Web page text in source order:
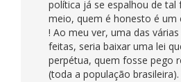
política já se espalhou de tal
meio, quem é honesto é um
! Ao meu ver, uma das
feitas, seria baixar uma lei
perpétua, quem fosse pego
(toda a população